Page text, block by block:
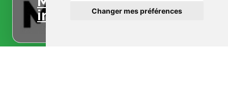
Changer mes préférences
intérieure